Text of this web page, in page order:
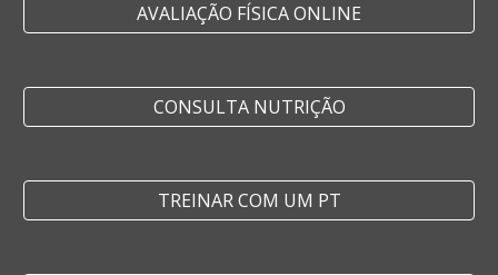
AVALIAÇÃO FÍSICA ONLINE
CONSULTA NUTRIÇÃO
TREINAR COM UM PT